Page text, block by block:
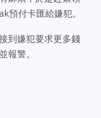
付卡匯給嫌犯。
到嫌犯要求更多錢
報警。